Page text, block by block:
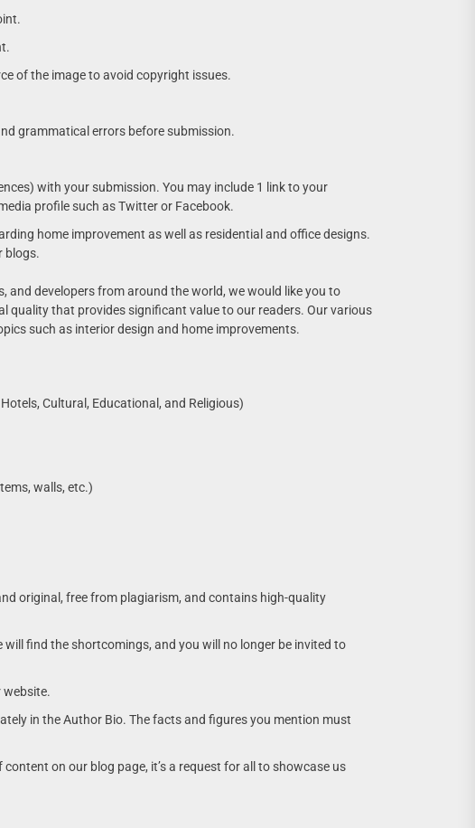
of the image to avoid copyright issues.
grammatical errors before submission.
with your submission. You may include 1 link to your
profile such as Twitter or Facebook.
home improvement as well as residential and office designs.
blogs.
and developers from around the world, we would like you to
quality that provides significant value to our readers. Our various
such as interior design and home improvements.
Cultural, Educational, and Religious)
walls, etc.)
original, free from plagiarism, and contains high-quality
find the shortcomings, and you will no longer be invited to
website.
in the Author Bio. The facts and figures you mention must
on our blog page, it’s a request for all to showcase us